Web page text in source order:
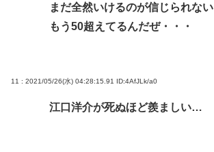
まだ全然いけるのが信じられない
もう50超えてるんだぜ・・・
11 : 2021/05/26(水) 04:28:15.91 ID:4AfJLk/a0
江口洋介が死ぬほど羨ましい…